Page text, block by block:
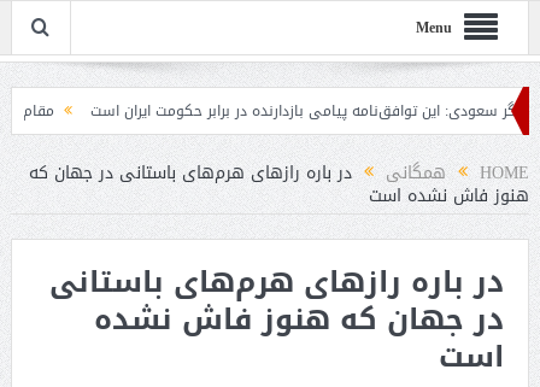
Menu
این توافق‌نامه پیامی بازدارنده در برابر حکومت ایران است مقام آمریکایی:
HOME همگانی در باره رازهای هرم‌های باستانی در جهان که
هنوز فاش نشده است
در باره رازهای هرم‌های باستانی
در جهان که هنوز فاش نشده
است